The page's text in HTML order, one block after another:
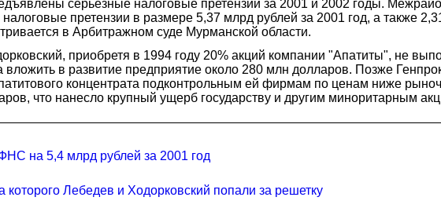
серьезные налоговые претензии за 2001 и 2002 годы.
претензии в размере 5,37 млрд рублей за 2001 год, а также
в Арбитражном суде Мурманской области.
приобретя в 1994 году 20% акций компании "Апатиты", не
в развитие предприятие около 280 млн долларов. Позже
концентрата подконтрольным ей фирмам по ценам ниже
что нанесло крупный ущерб государству и другим миноритарным
на 5,4 млрд рублей за 2001 год
Лебедев и Ходорковский попали за решетку